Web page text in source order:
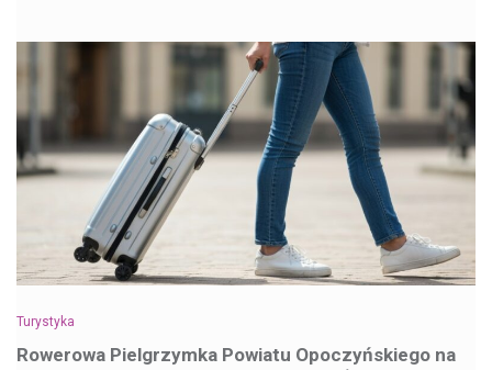
Turystyka
Rowerowa Pielgrzymka Powiatu Opoczyńskiego na